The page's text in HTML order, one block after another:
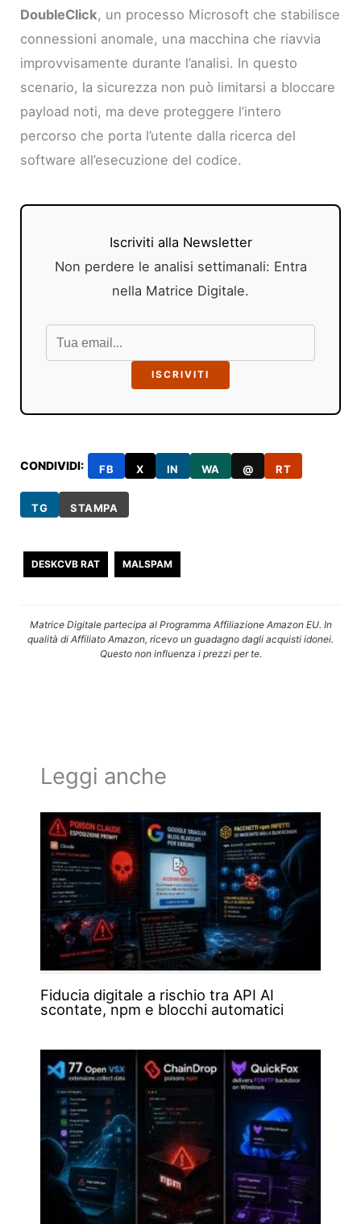
DoubleClick, un processo Microsoft che stabilisce
connessioni anomale, una macchina che riavvia
improvvisamente durante l’analisi. In questo
scenario, la sicurezza non può limitarsi a bloccare
payload noti, ma deve proteggere l’intero
percorso che porta l’utente dalla ricerca del
software all’esecuzione del codice.
Iscriviti alla Newsletter
Non perdere le analisi settimanali: Entra
nella Matrice Digitale.
ISCRIVITI
CONDIVIDI: FB X IN WA @ RT
TG STAMPA
DESKCVB RAT MALSPAM
Matrice Digitale partecipa al Programma Affiliazione Amazon EU. In
qualità di Affiliato Amazon, ricevo un guadagno dagli acquisti idonei.
Questo non influenza i prezzi per te.
Leggi anche
Fiducia digitale a rischio tra API AI
scontate, npm e blocchi automatici